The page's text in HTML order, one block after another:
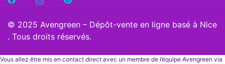
© 2025 Avengreen – Dépôt-vente en ligne basé à Nice
. Tous droits réservés.
Vous allez être mis en contact direct avec un membre de l’équipe Avengreen via